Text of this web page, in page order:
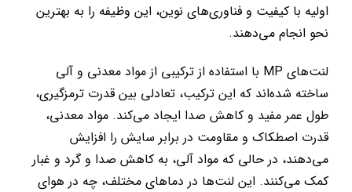
اولیه با کیفیت و فناوری‌های نوین، این وظیفه را به بهترین
نحو انجام می‌دهند.
لنت‌های MP با استفاده از ترکیبی از مواد معدنی و آلی
ساخته شده‌اند که این ترکیب، تعادلی بین قدرت ترمزگیری،
طول عمر مفید و کاهش صدا ایجاد می‌کند. مواد معدنی،
قدرت اصطکاک و مقاومت در برابر سایش را افزایش
می‌دهند، در حالی که مواد آلی، به کاهش صدا و گرد و غبار
کمک می‌کنند. این لنت‌ها در دماهای مختلف، چه در هوای